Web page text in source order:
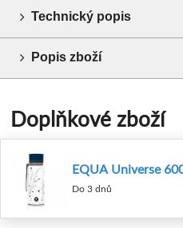
Technický popis
Popis zboží
Doplňkové zboží
EQUA Universe
Do 3 dnů